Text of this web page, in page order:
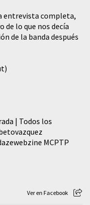
entrevista completa,
lo que nos decía
de la banda después
| Todos los
MCPTP
Ver en Facebook